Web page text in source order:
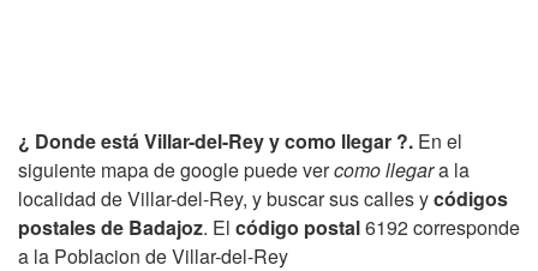
¿ Donde está Villar-del-Rey y como llegar ?. En el
siguiente mapa de google puede vercomo llegara la
localidad de Villar-del-Rey, y buscar sus calles ycódigos
postales de Badajoz. El código postal6192 corresponde
a la Poblacion de Villar-del-Rey